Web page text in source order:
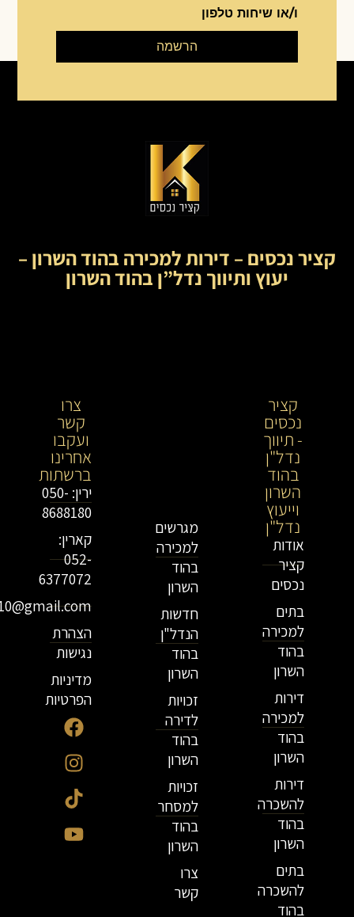
ו/או שיחות טלפון
הרשמה
קציר נכסים – דירות למכירה בהוד השרון –
יעוץ ותיווך נדל”ן בהוד השרון
קציר
נכסים
- תיווך
נדל"ן
בהוד
השרון
וייעוץ
נדל"ן
אודות
קציר
נכסים
בתים
למכירה
בהוד
השרון
דירות
למכירה
בהוד
השרון
דירות
להשכרה
בהוד
השרון
בתים
להשכרה
בהוד
מגרשים
למכירה
בהוד
השרון
חדשות
הנדל"ן
בהוד
השרון
זכויות
לדירה
בהוד
השרון
זכויות
למסחר
בהוד
השרון
צרו
קשר
צרו
קשר
ועקבו
אחרינו
ברשתות
ירין: 050-
8688180
קארין:
052-
6377072
הצהרת
נגישות
מדיניות
הפרטיות